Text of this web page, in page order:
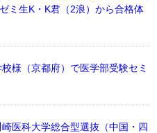
ミ生K・K君（2浪）から合格体
様（京都府）で医学部受験セミ
崎医科大学総合型選抜（中国・四